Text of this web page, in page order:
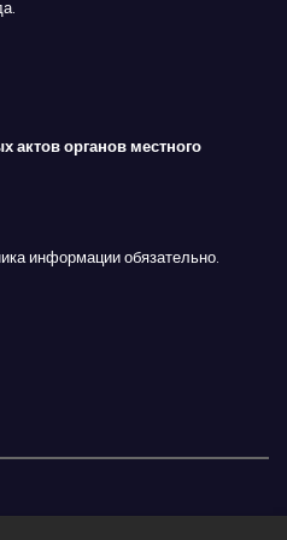
органов местного
информации обязательно.